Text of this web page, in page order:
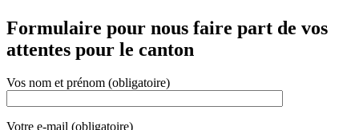
Formulaire pour nous faire part de vos
attentes pour le canton
Vos nom et prénom (obligatoire)
Votre e-mail (obligatoire)